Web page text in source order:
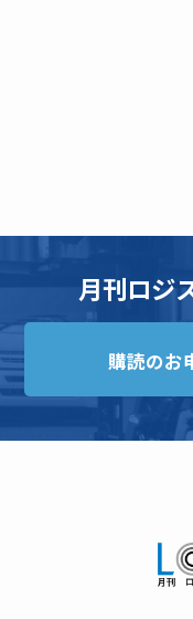
月刊ロジ
購読のお